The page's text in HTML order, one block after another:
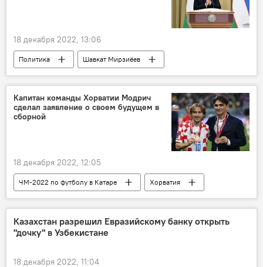
18 декабря 2022, 13:06
Политика
Шавкат Мирзиёев
Послание президента Узбекистана Шавката Мирзиёева Олий Мажлису
Олий Мажлис
глава государства
Капитан команды Хорватии Модрич
сделал заявление о своем будущем в
сборной
18 декабря 2022, 12:05
ЧМ-2022 по футболу в Катаре
Хорватия
сборная
Казахстан разрешил Евразийскому банку открыть
"дочку" в Узбекистане
18 декабря 2022, 11:04